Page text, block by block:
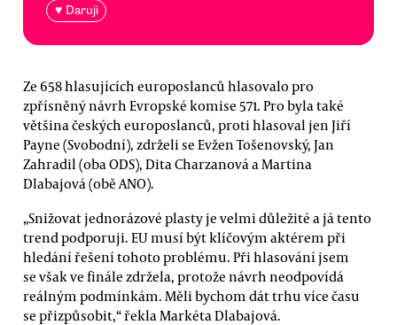
♥ Daruji
Ze 658 hlasujících europoslanců hlasovalo pro
zpřísněný návrh Evropské komise 571. Pro byla také
většina českých europoslanců, proti hlasoval jen Jiří
Payne (Svobodní), zdrželi se Evžen Tošenovský, Jan
Zahradil (oba ODS), Dita Charzanová a Martina
Dlabajová (obě ANO).
„Snižovat jednorázové plasty je velmi důležité a já tento
trend podporuji. EU musí být klíčovým aktérem při
hledání řešení tohoto problému. Při hlasování jsem
se však ve finále zdržela, protože návrh neodpovídá
reálným podmínkám. Měli bychom dát trhu více času
se přizpůsobit,“ řekla Markéta Dlabajová.